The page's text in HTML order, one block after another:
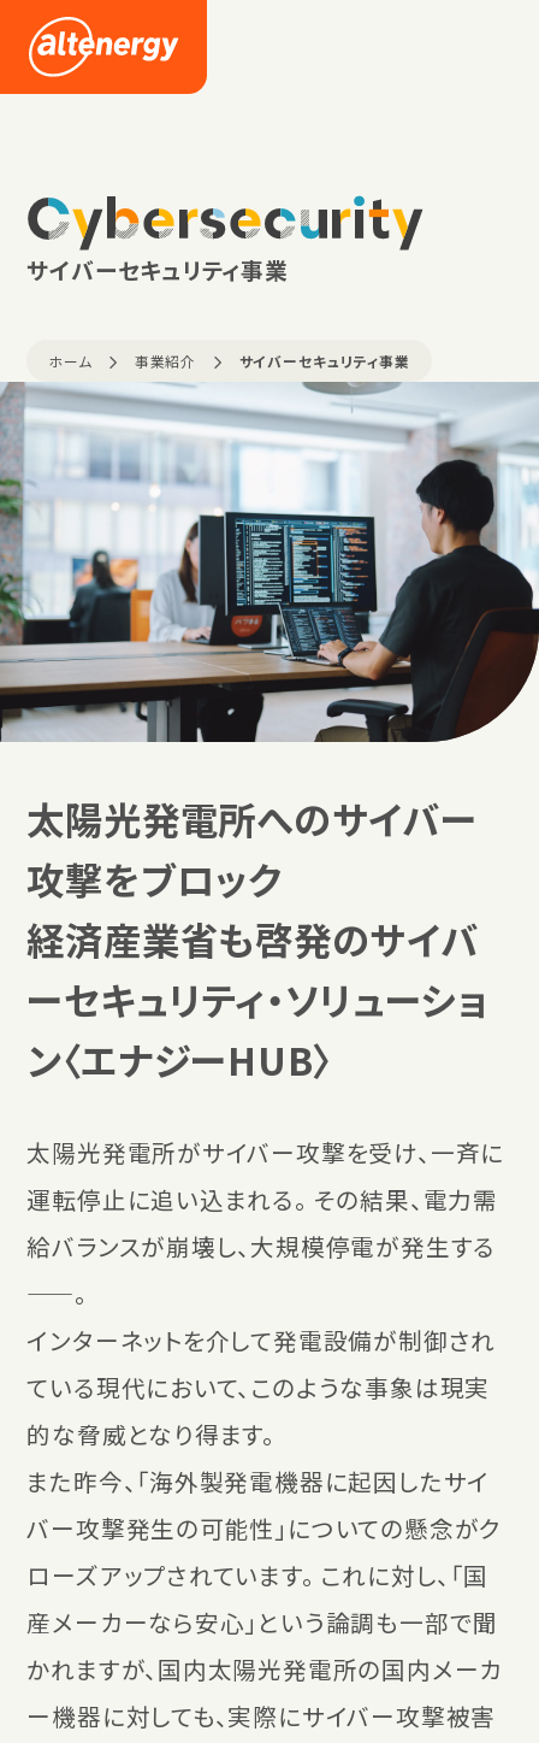
情報
ース
お問い合わせ
Cybersecurity
サイバーセキュリティ事業
ホーム 事業紹介 サイバーセキュリティ事業
サイバー攻撃をブロック
現場を知り尽くしているから実現できる、
実効性の高い自社開発ソリューション。
太陽光発電所へのサイバー
攻撃をブロック
経済産業省も啓発のサイバ
ーセキュリティ・ソリューショ
ン〈エナジーHUB〉
太陽光発電所がサイバー攻撃を受け、一斉に
運転停止に追い込まれる。 その結果、電力需
給バランスが崩壊し、大規模停電が発生する
——。
インターネットを介して発電設備が制御され
ている現代において、このような事象は現実
的な脅威となり得ます。
また昨今、「海外製発電機器に起因したサイ
バー攻撃発生の可能性」についての懸念がク
ローズアップされています。 これに対し、「国
産メーカーなら安心」という論調も一部で聞
かれますが、国内太陽光発電所の国内メーカ
ー機器に対しても、実際にサイバー攻撃被害